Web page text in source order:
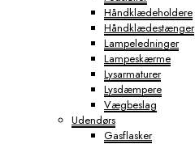
Håndklædeholdere
Håndklædestænger
Lampeledninger
Lampeskærme
Lysarmaturer
Lysdæmpere
Vægbeslag
Udendørs
Gasflasker